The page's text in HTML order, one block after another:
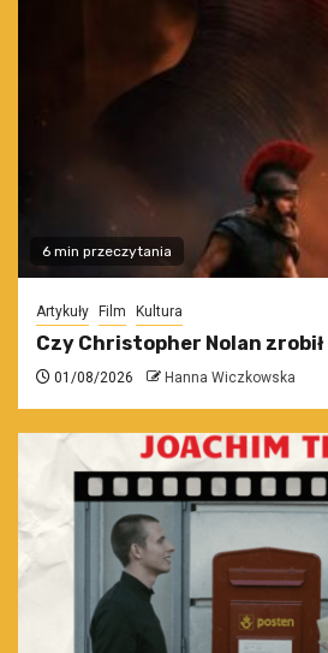
6 min przeczytania
Artykuły Film Kultura
Czy Christopher Nolan zrobił
01/08/2026 Hanna Wiczkowska